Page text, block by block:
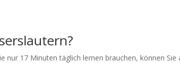
nur 17 Minuten täglich lernen brauchen, können Sie